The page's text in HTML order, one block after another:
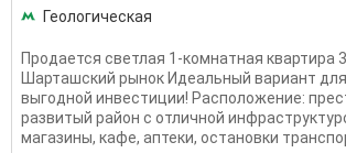
Геологическая
Продается светлая 1-комнатная квартира
Шарташский рынок Идеальный вариант
выгодной инвестиции! Расположение:
развитый район с отличной
магазины, кафе, аптеки, остановки